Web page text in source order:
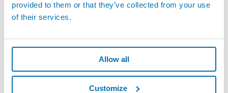
provided to them or that they’ve collected from your use
of their services.
Allow all
Customize
Vermessen und zur Prüfung von Werkstücken und